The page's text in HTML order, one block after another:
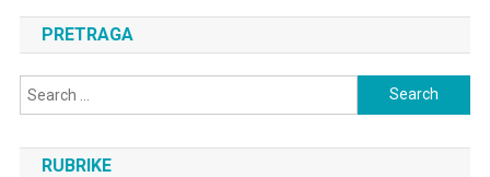
PRETRAGA
Search
for:
RUBRIKE